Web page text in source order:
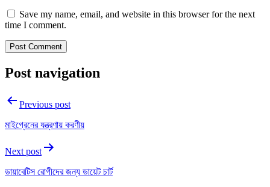
Save my name, email, and website in this browser for the next
time I comment.
Post navigation
Previous post
মাইগ্রেনের যন্ত্রণায় করণীয়
Next post
ডায়াবেটিস রোগীদের জন্য ডায়েট চার্ট